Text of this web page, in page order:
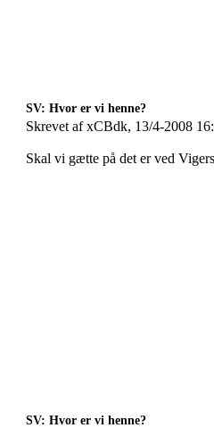
SV: Hvor er vi henne?
Skrevet af xCBdk, 13/4-2008
Skal vi gætte på det er ved
SV: Hvor er vi henne?